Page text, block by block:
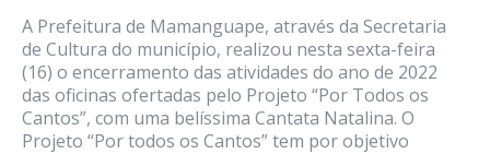
A Prefeitura de Mamanguape, através da Secretaria
de Cultura do município, realizou nesta sexta-feira
(16) o encerramento das atividades do ano de 2022
das oficinas ofertadas pelo Projeto “Por Todos os
Cantos”, com uma belíssima Cantata Natalina. O
Projeto “Por todos os Cantos” tem por objetivo